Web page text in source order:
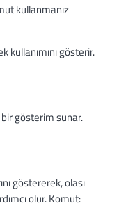
kullanmanız
kullanımını gösterir.
bir gösterim sunar.
göstererek, olası
olur. Komut: